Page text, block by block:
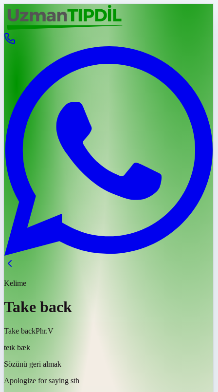
Kelime
Take back
Take backPhr.V
teɪk bæk
Sözünü geri almak
Apologize for saying sth